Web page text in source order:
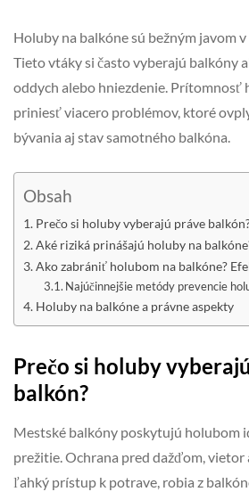
Holuby na balkóne sú bežným javom
Tieto vtáky si často vyberajú balkóny
oddych alebo hniezdenie. Prítomnosť
priniesť viacero problémov, ktoré
bývania aj stav samotného balkóna.
Obsah
Prečo si holuby vyberajú práve
Aké riziká prinášajú holuby na
Ako zabrániť holubom na balkóne?
Najúčinnejšie metódy prevencie
Holuby na balkóne a právne aspekty
Prečo si holuby
balkón?
Mestské balkóny poskytujú holubom
prežitie. Ochrana pred dažďom, vietor
ľahký prístup k potrave, robia z